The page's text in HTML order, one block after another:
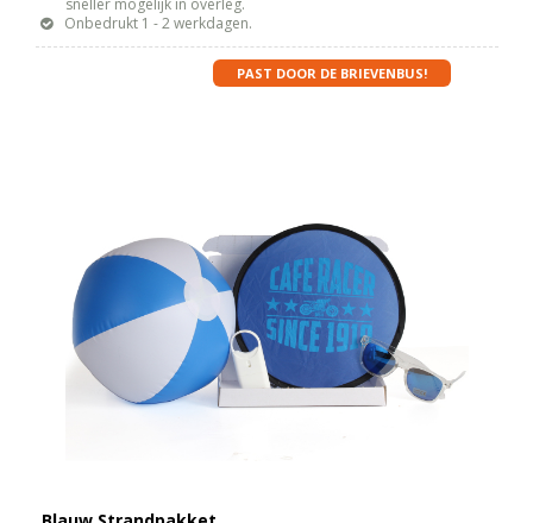
Onbedrukt 1 - 2 werkdagen.
PAST DOOR DE BRIEVENBUS!